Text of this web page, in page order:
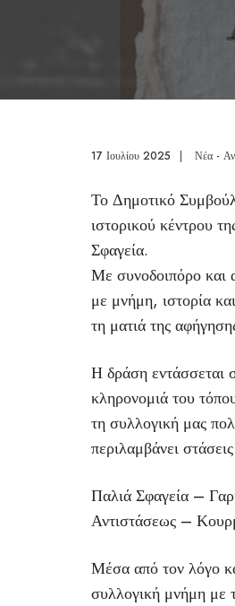
17 Ιουλίου 2025 | Νέα -
Το Δημοτικό
ιστορικού κέντρου
Σφαγεία.
Με συνοδοιπόρο και
με μνήμη, ιστορία
τη ματιά της
Η δράση εντάσσεται
κληρονομιά του
τη συλλογική μας
περιλαμβάνει
Παλιά Σφαγεία –
Αντιστάσεως –
Μέσα από τον λόγο
συλλογική μνήμη με